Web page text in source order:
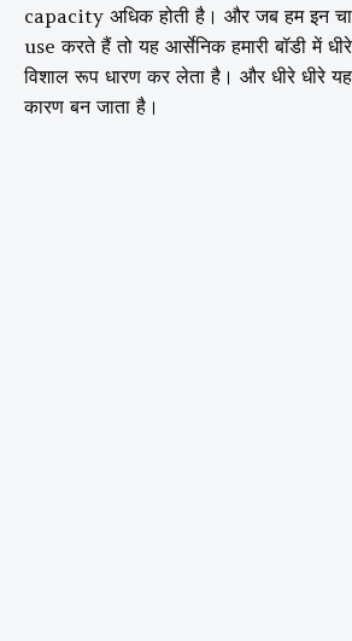
capacity अधिक होती है। और जब हम इन
use करते हैं तो यह आर्सेनिक हमारी बॉडी में
विशाल रूप धारण कर लेता है। और धीरे धीरे
कारण बन जाता है।